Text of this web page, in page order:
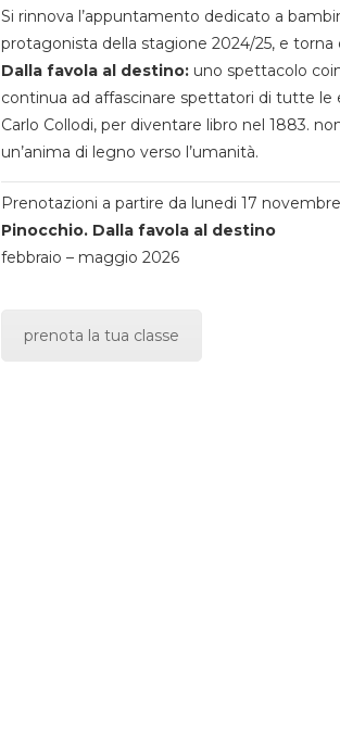
Si rinnova l’appuntamento dedicato a
protagonista della stagione 2024/25, e torna
Dalla favola al destino:uno spettacolo
continua ad affascinare spettatori di tutte le
Carlo Collodi, per diventare libro nel 1883.
un’anima di legno verso l’umanità.
Prenotazioni a partire da lunedi 17
Pinocchio. Dalla favola al destino
febbraio – maggio 2026
prenota la tua classe